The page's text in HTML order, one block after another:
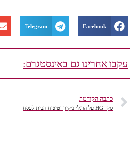
Facebook
Telegram
עקבו אחרינו גם באינסטגרם:
כתבה הקודמת
סקר HG על הרגלי ניקיון וטיפוח הבית לפסח